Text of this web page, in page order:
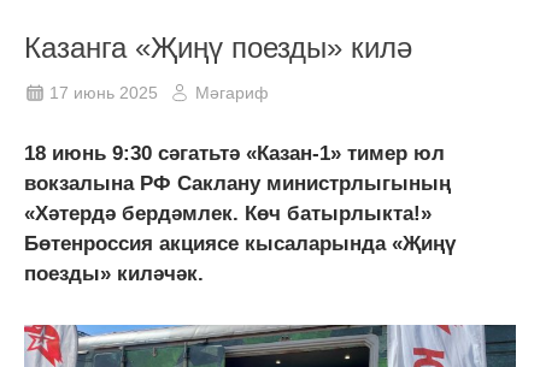
Казанга «Җиңү поезды» килә
17 июнь 2025 Мәгариф
18 июнь 9:30 сәгатьтә «Казан-1» тимер юл
вокзалына РФ Саклану министрлыгының
«Хәтердә бердәмлек. Көч батырлыкта!»
Бөтенроссия акциясе кысаларында «Җиңү
поезды» киләчәк.